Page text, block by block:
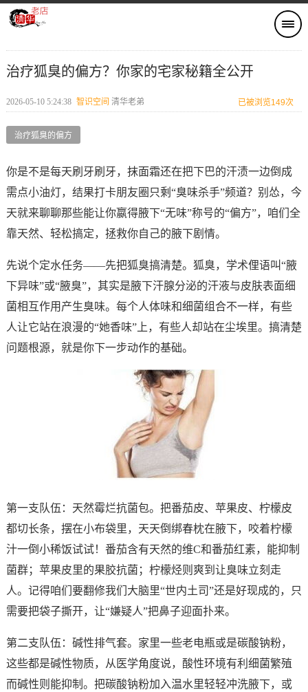
治疗狐臭的偏方？你家的宅家秘籍全公开
2026-05-10 5:24:38 智识空间​ 清华老弟 已被浏览149次
治疗狐臭的偏方
你是不是每天刷牙刷牙，抹面霜还在把下巴的汗渍一边倒成
需点小油灯，结果打卡朋友圈只剩“臭味杀手”频道？别怂，今
天就来聊聊那些能让你嬴得腋下“无味”称号的“偏方”，咱们全
靠天然、轻松搞定，拯救你自己的腋下剧情。
先说个定水任务——先把狐臭搞清楚。狐臭，学术俚语叫“腋
下异味”或“腋臭”，其实是腋下汗腺分泌的汗液与皮肤表面细
菌相互作用产生臭味。每个人体味和细菌组合不一样，有些
人让它站在浪漫的“她香味”上，有些人却站在尘埃里。搞清楚
问题根源，就是你下一步动作的基础。
第一支队伍：天然霉烂抗菌包。把番茄皮、苹果皮、柠檬皮
都切长条，摆在小布袋里，天天倒绑春枕在腋下，咬着柠檬
汁一倒小稀饭试试！番茄含有天然的维C和番茄红素，能抑制
菌群；苹果皮里的果胶抗菌；柠檬烃则爽到让臭味立刻走
人。记得咱们要翻修我们大脑里“世内土司”还是好现成的，只
需要把袋子撕开，让“嫌疑人”把鼻子迎面扑来。
第二支队伍：碱性排气套。家里一些老电瓶或是碳酸钠粉，
这些都是碱性物质，从医学角度说，酸性环境有利细菌繁殖
而碱性则能抑制。把碳酸钠粉加入温水里轻轻冲洗腋下，或